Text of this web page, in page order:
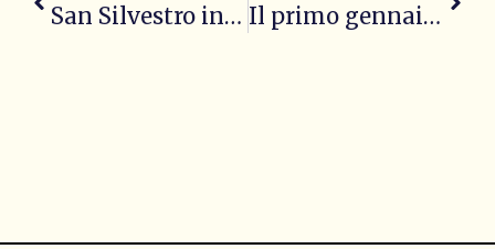
San Silvestro in servizio: l’ultimo dell’anno con la polizia di Bari Il primo gennaio alla stazione di Roma Porta San Paolo